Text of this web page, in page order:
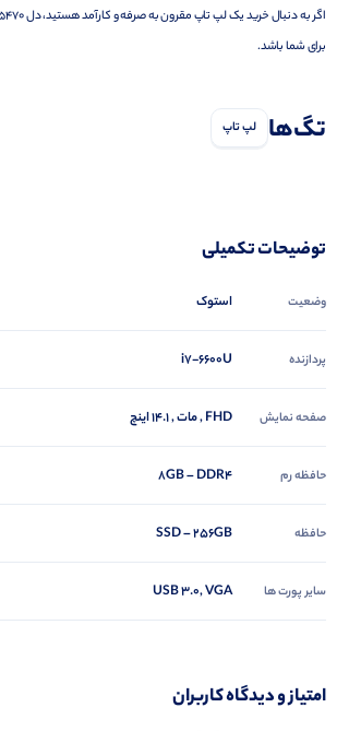
برای شما باشد.
تگ‌ها لپ تاپ
توضیحات تکمیلی
وضعیت استوک
پردازنده i7-6600U
صفحه نمایش FHD , مات , 14.1 اینچ
حافظه رم 8GB – DDR4
حافظه SSD – 256GB
سایر پورت ها USB 3.0, VGA
امتیاز و دیدگاه کاربران